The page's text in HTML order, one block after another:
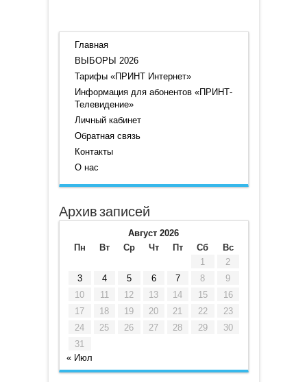
Главная
ВЫБОРЫ 2026
Тарифы «ПРИНТ Интернет»
Информация для абонентов «ПРИНТ-
Телевидение»
Личный кабинет
Обратная связь
Контакты
О нас
Архив записей
Август 2026
Пн
Вт Ср Чт Пт Сб
Вс
1
2
3
4 5 6 7 8
9
10
11 12 13 14 15
16
17
18 19 20 21 22
23
24
25 26 27 28 29
30
31
« Июл